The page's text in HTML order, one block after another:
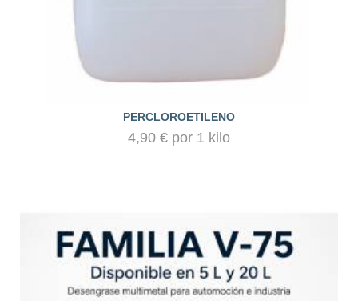
PERCLOROETILENO
4,90 € por 1 kilo